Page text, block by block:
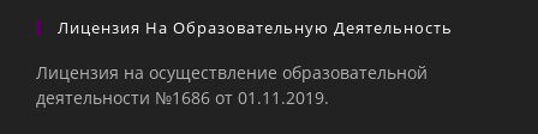
Лицензия На Образовательную Деятельность
Лицензия на осуществление образовательной
деятельности №1686 от 01.11.2019.